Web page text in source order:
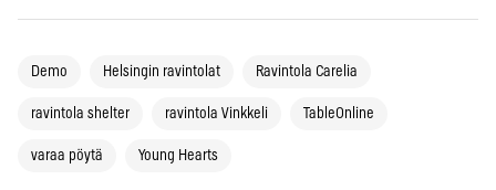
Demo Helsingin ravintolat Ravintola Carelia
ravintola shelter ravintola Vinkkeli TableOnline
varaa pöytä Young Hearts